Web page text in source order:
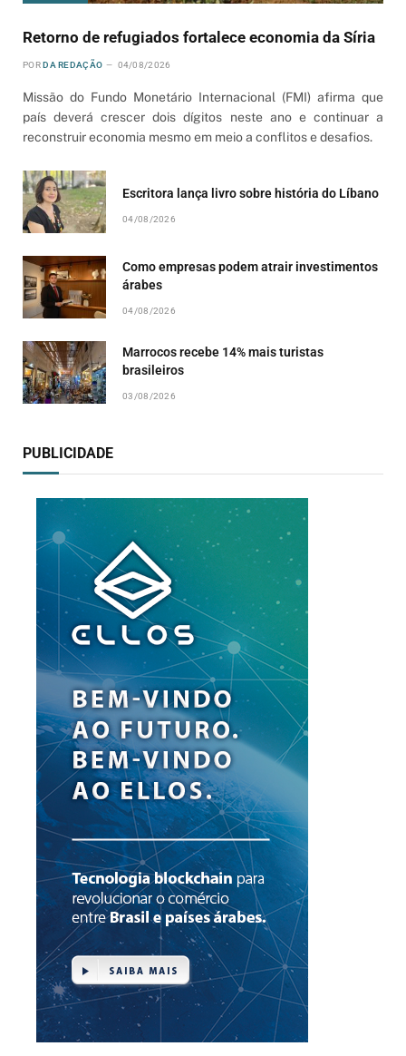
Retorno de refugiados fortalece economia da Síria
POR DA REDAÇÃO 04/08/2026
Missão do Fundo Monetário Internacional (FMI) afirma que
país deverá crescer dois dígitos neste ano e continuar a
reconstruir economia mesmo em meio a conflitos e desafios.
Escritora lança livro sobre história do Líbano
04/08/2026
Como empresas podem atrair investimentos
árabes
04/08/2026
Marrocos recebe 14% mais turistas
brasileiros
03/08/2026
PUBLICIDADE